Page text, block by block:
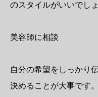
のスタイルがいいでし
美容師に相談
自分の希望をしっかり
決めることが大事です